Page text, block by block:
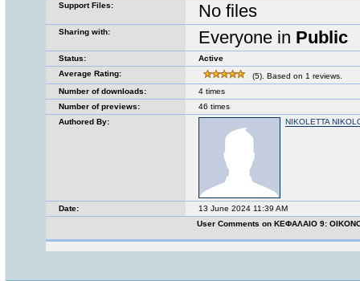
Support Files: No files
Sharing with: Everyone in Public
Status:
Active
Average Rating:
(5). Based on 1 reviews.
Number of downloads:
4 times
Number of previews:
46 times
Authored By:
NIKOLETTA
Date:
13 June 2024 11:39 AM
User Comments on ΚΕΦΑΛΑΙΟ 9: